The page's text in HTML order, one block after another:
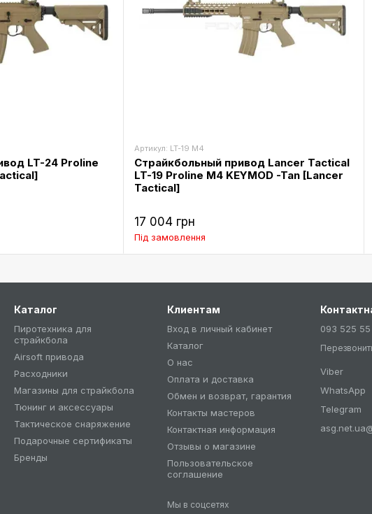
LT-24 Proline
Артикул: LT-19 M4
Страйкбольный привод Lancer Tactical
LT-19 Proline M4 KEYMOD -Tan [Lancer
Tactical]
17 004 грн
Під замовлення
Каталог
Пиротехника для
страйкбола
Airsoft привода
Расходники
Магазины для страйкбола
Тюнинг и аксессуары
Тактическое снаряжение
Подарочные сертификаты
Бренды
Клиентам
Вход в личный кабинет
Каталог
О нас
Оплата и доставка
Обмен и возврат, гарантия
Контакты мастеров
Контактная информация
Отзывы о магазине
Пользовательское
соглашение
Мы в соцсетях
093 525
Viber
WhatsApp
Telegram